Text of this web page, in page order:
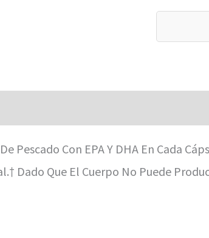
Pescado Con EPA Y DHA En Cada
Dado Que El Cuerpo No Puede